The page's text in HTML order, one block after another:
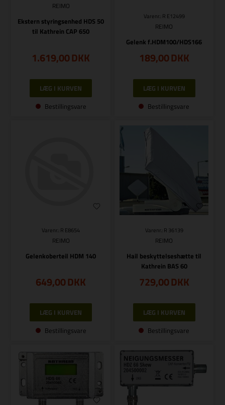
REIMO
Ekstern styringsenhed HDS 50
til Kathrein CAP 650
1.619,00DKK
Bestillingsvare
Varenr.: R E12499
REIMO
Gelenk f.HDM100/HDS166
189,00DKK
Bestillingsvare
Varenr.: R E8654
REIMO
Gelenkoberteil HDM 140
649,00DKK
Bestillingsvare
Varenr.: R 36139
REIMO
Hail beskyttelseshætte til
Kathrein BAS 60
729,00DKK
Bestillingsvare